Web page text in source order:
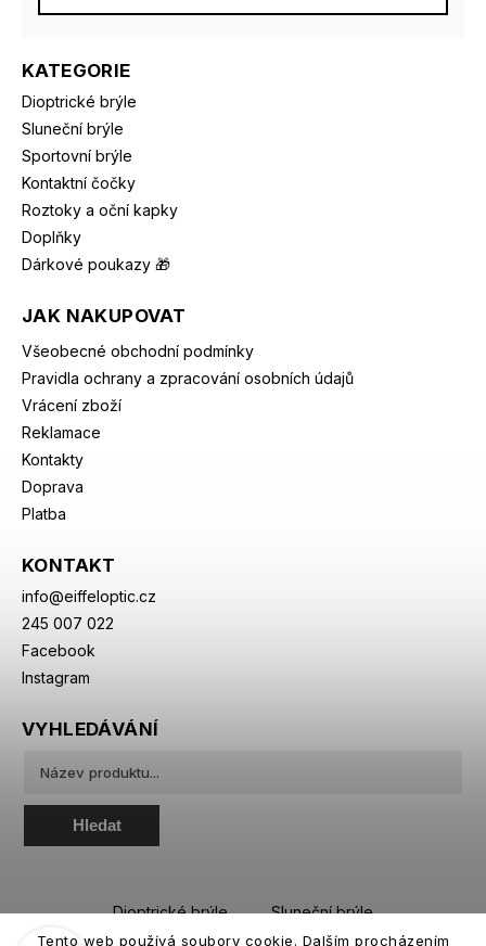
Tento web používá soubory cookie. Dalším procházením
KATEGORIE
Dioptrické brýle
Sluneční brýle
Sportovní brýle
Kontaktní čočky
Roztoky a oční kapky
Doplňky
Dárkové poukazy 🎁
JAK NAKUPOVAT
Všeobecné obchodní podmínky
Pravidla ochrany a zpracování osobních údajů
Vrácení zboží
Reklamace
Kontakty
Doprava
Platba
KONTAKT
info@eiffeloptic.cz
245 007 022
Facebook
Instagram
VYHLEDÁVÁNÍ
Hledat
Dioptrické brýle
Sluneční brýle